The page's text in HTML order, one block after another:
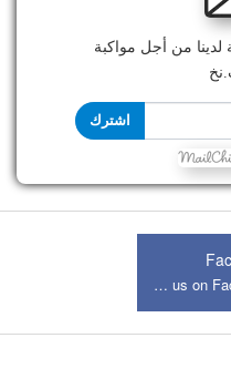
لدينا من أجل مواكبة
اشترك
Join us on Facebook